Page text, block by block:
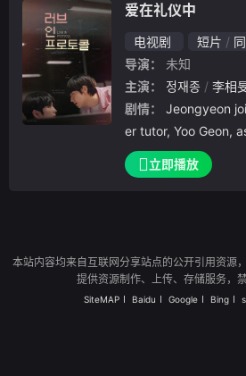
爱在礼仪中
电视剧 短片
导演：
未知
主演：
정재종
李相
剧情：
er tutor, Yoo Geon,
oo Geon, whom she
立即播放
本站内容均来自互联网分享站点的公开引用资源
提供资源制作、上传、存储服务，
SiteMAP Baidu Google Bing